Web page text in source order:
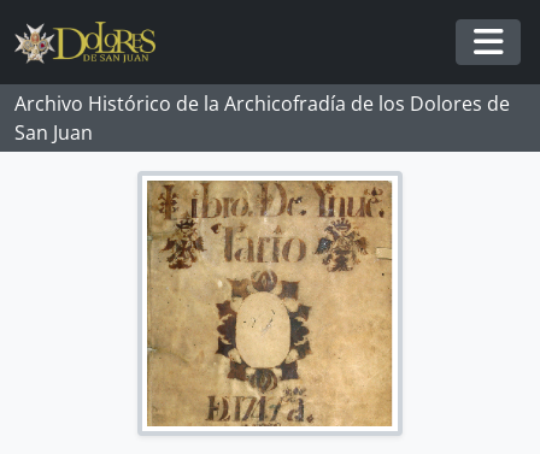
Skip to main content
Archivo Histórico de la Archicofradía de los Dolores de
San Juan